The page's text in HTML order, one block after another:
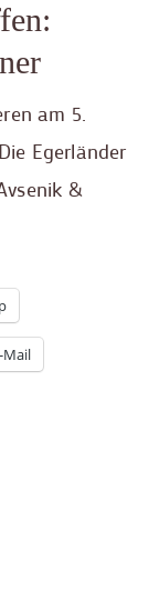
am 5.
Egerländer
&
Mail